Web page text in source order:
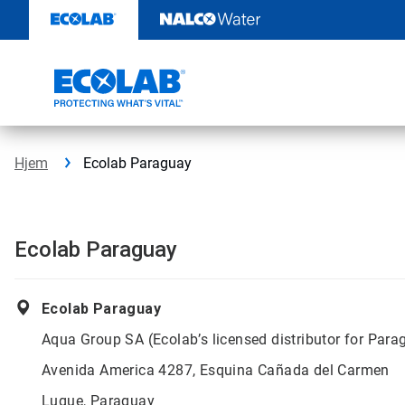
til
Hjem Ecolab Paraguay
Ecolab Paraguay
Ecolab Paraguay
Aqua Group SA (Ecolab’s licensed distributor for
Avenida America 4287, Esquina Cañada del Carmen
Luque, Paraguay